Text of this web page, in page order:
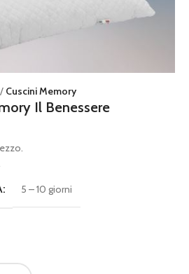
Cuscini Memory
Il Benessere
5 – 10 giorni